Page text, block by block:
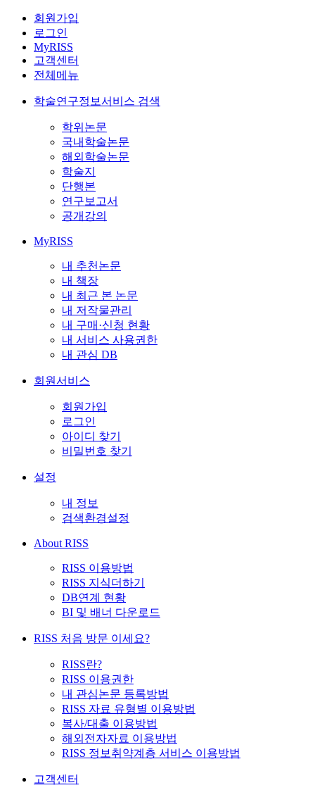
회원가입
로그인
MyRISS
고객센터
전체메뉴
학술연구정보서비스 검색
학위논문
국내학술논문
해외학술논문
학술지
단행본
연구보고서
공개강의
MyRISS
내 추천논문
내 책장
내 최근 본 논문
내 저작물관리
내 구매·신청 현황
내 서비스 사용권한
내 관심 DB
회원서비스
회원가입
로그인
아이디 찾기
비밀번호 찾기
설정
내 정보
검색환경설정
About RISS
RISS 이용방법
RISS 지식더하기
DB연계 현황
BI 및 배너 다운로드
RISS 처음 방문 이세요?
RISS란?
RISS 이용권한
내 관심논문 등록방법
RISS 자료 유형별 이용방법
복사/대출 이용방법
해외전자자료 이용방법
RISS 정보취약계층 서비스 이용방법
고객센터